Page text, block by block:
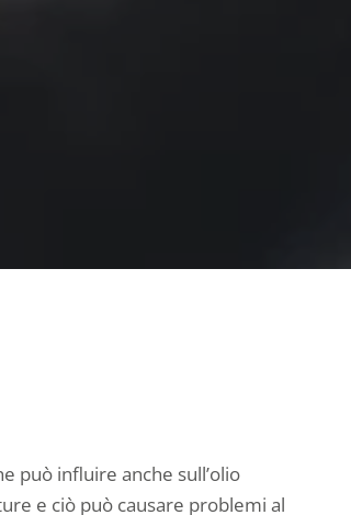
può influire anche sull’olio
e ciò può causare problemi al